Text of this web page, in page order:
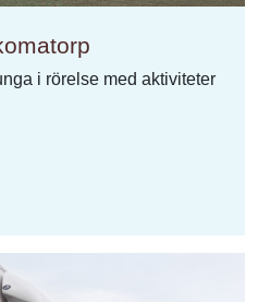
i rörelse med aktiviteter